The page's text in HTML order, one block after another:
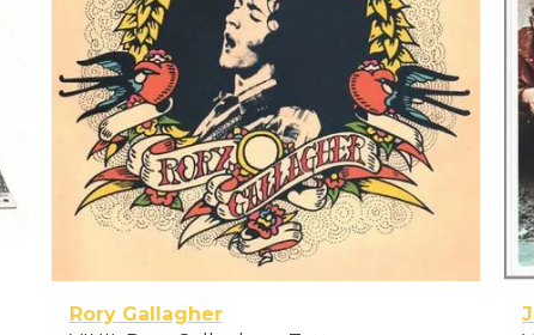
Rory Gallagher